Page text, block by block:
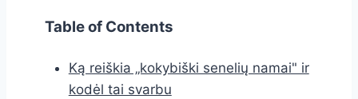
Table of Contents
Ką reiškia „kokybiški senelių namai" ir
kodėl tai svarbu